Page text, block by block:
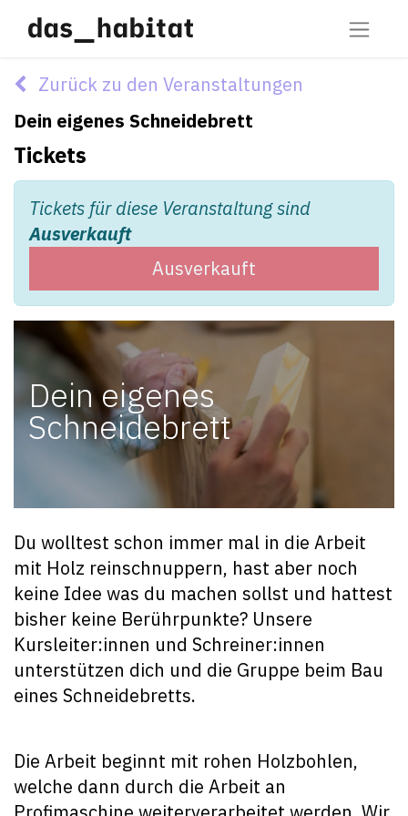
Zurück zu den Veranstaltungen
Dein eigenes Schneidebrett
Tickets
Tickets für diese Veranstaltung sind
Ausverkauft
Ausverkauft
Dein eigenes
Schneidebrett
Du wolltest schon immer mal in die Arbeit
mit Holz reinschnuppern, hast aber noch
keine Idee was du machen sollst und hattest
bisher keine Berührpunkte? Unsere
Kursleiter:innen und Schreiner:innen
unterstützen dich und die Gruppe beim Bau
eines Schneidebretts.
Die Arbeit beginnt mit rohen Holzbohlen,
welche dann durch die Arbeit an